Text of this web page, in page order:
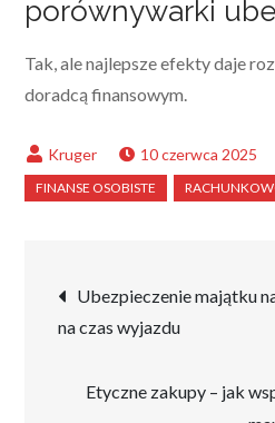
porównywarki
Tak, ale najlepsze efekty daje
doradcą finansowym.
10 czerwca 2025
wpisu
Ubezpieczenie majątku
na czas wyjazdu
Etyczne zakupy – jak